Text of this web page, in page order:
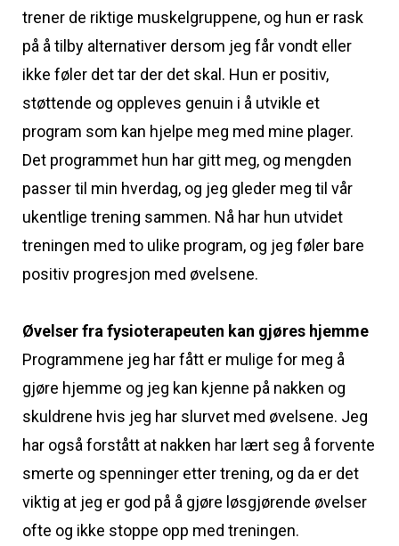
trener de riktige muskelgruppene, og hun er rask
på å tilby alternativer dersom jeg får vondt eller
ikke føler det tar der det skal. Hun er positiv,
støttende og oppleves genuin i å utvikle et
program som kan hjelpe meg med mine plager.
Det programmet hun har gitt meg, og mengden
passer til min hverdag, og jeg gleder meg til vår
ukentlige trening sammen. Nå har hun utvidet
treningen med to ulike program, og jeg føler bare
positiv progresjon med øvelsene.
Øvelser fra fysioterapeuten kan gjøres hjemme
Programmene jeg har fått er mulige for meg å
gjøre hjemme og jeg kan kjenne på nakken og
skuldrene hvis jeg har slurvet med øvelsene. Jeg
har også forstått at nakken har lært seg å forvente
smerte og spenninger etter trening, og da er det
viktig at jeg er god på å gjøre løsgjørende øvelser
ofte og ikke stoppe opp med treningen.